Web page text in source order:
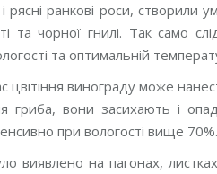
рясні ранкові роси, створили
та чорної гнилі. Так само
та оптимальній
винограду може
гриба, вони засихають і
при вологості вище 70%.
на пагонах,